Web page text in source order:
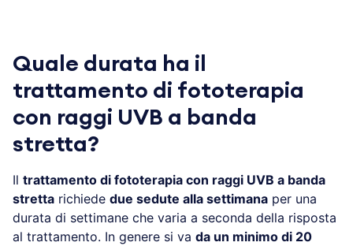
Quale durata ha il
trattamento di fototerapia
con raggi UVB a banda
stretta?
Il trattamento di fototerapia con raggi UVB a banda
stretta richiede due sedute alla settimana per una
durata di settimane che varia a seconda della risposta
al trattamento. In genere si va da un minimo di 20